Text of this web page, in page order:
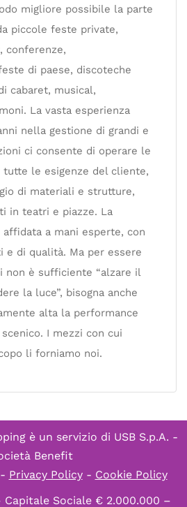
migliore possibile la parte
piccole feste private,
conferenze,
di paese, discoteche
cabaret, musical,
La vasta esperienza
nella gestione di grandi e
ci consente di operare le
le esigenze del cliente,
di materiali e strutture,
in teatri e piazze. La
a mani esperte, con
e di qualità. Ma per essere
non è sufficiente “alzare il
la luce”, bisogna anche
alta la performance
I mezzi con cui
li forniamo noi.
è un servizio di USB S.p.A. -
Benefit
Privacy Policy- Cookie Policy
Capitale Sociale € 2.000.000 –